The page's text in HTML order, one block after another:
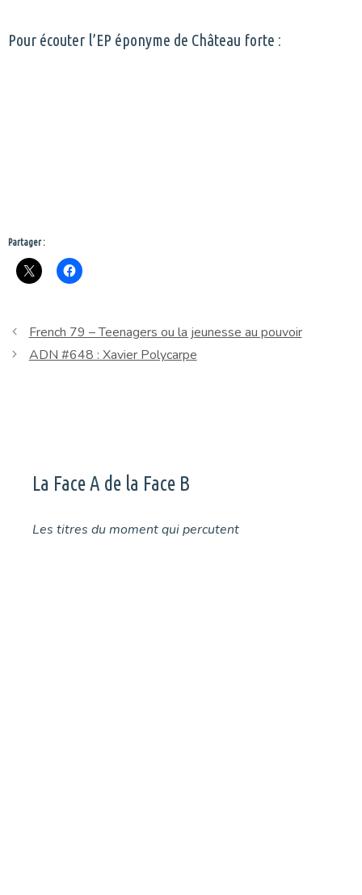
Pour écouter l’EP éponyme de Château forte :
Partager :
French 79 – Teenagers ou la jeunesse au pouvoir
ADN #648 : Xavier Polycarpe
La Face A de la Face B
Les titres du moment qui percutent